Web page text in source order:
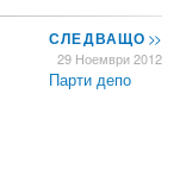
СЛЕДВАЩО>>
29 Ноември 2012
Парти депо